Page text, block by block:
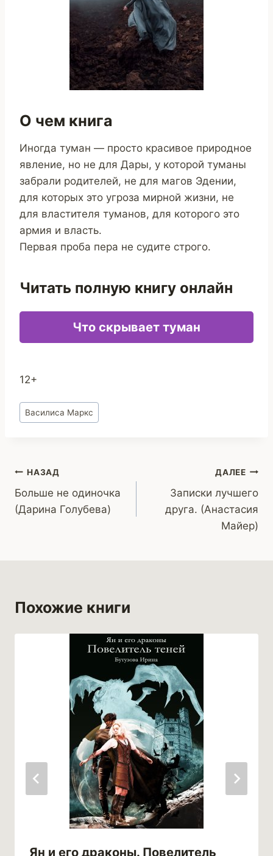
О чем книга
Иногда туман — просто красивое природное
явление, но не для Дары, у которой туманы
забрали родителей, не для магов Эдении,
для которых это угроза мирной жизни, не
для властителя туманов, для которого это
армия и власть.
Первая проба пера не судите строго.
Читать полную книгу онлайн
Что скрывает туман
12+
Метки
записи:
Василиса Маркс
Навигация
по
записям
НАЗАД
Больше не одиночка
(Дарина Голубева)
ДАЛЕЕ
Записки лучшего
друга. (Анастасия
Майер)
Похожие книги
Ян и его драконы. Повелитель